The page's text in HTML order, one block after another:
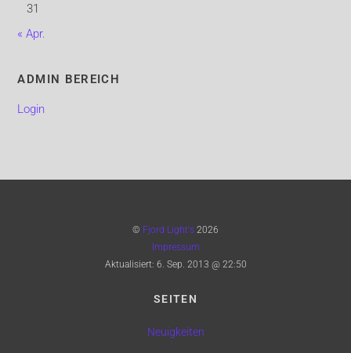
31
« Apr.
ADMIN BEREICH
Login
© Fjord Light's 2026
Impressum
Aktualisiert: 6. Sep. 2013 @ 22:50
SEITEN
Neuigkeiten